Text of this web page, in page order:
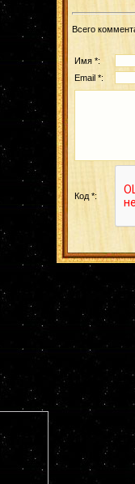
Всего
Имя *:
Email *:
Код *: